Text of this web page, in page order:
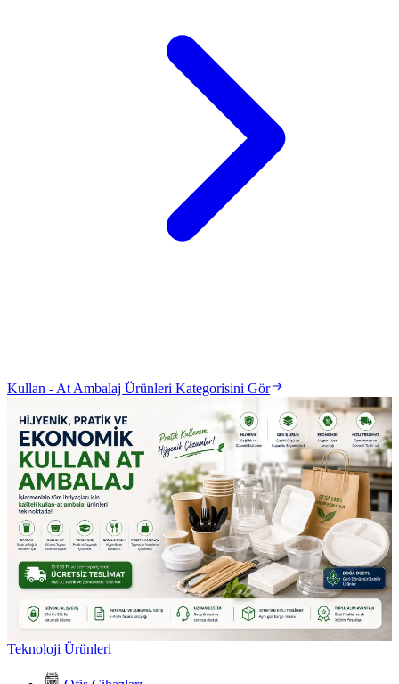
Kullan - At Ambalaj Ürünleri Kategorisini Gör
Teknoloji Ürünleri